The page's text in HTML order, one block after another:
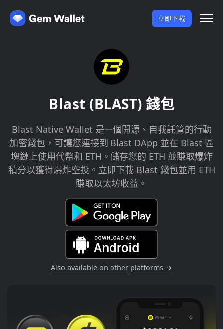
立即下載
Blast (BLAST) 錢包
Blast Native Wallet 是一個開源、自我託管的行動
加密錢包，可讓您連接到 Blast DApp 並在 Blast 區
塊鏈上使用代幣和 ETH。儲存您的 ETH 並賺取爆炸
積分以獲得爆炸空投。立即下載 Blast 錢包並用 ETH
賺取以太坊收益。
Also available on other platforms →